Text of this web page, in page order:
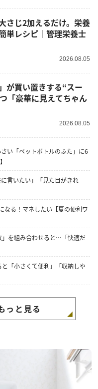
さじ2加えるだけ。栄養
単レシピ｜管理栄養士
2026.08.05
が買い置きする“スー
「豪華に見えてちゃん
2026.08.05
い「ペットボトルのふた」に6
言いたい」「見た目がきれ
なる！マネしたい【夏の便利ワ
」を組み合わせると…「快適だ
「小さくて便利」「収納しや
っと見る